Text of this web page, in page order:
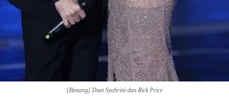
[Bintang] Duet Syahrini dan Rick Price